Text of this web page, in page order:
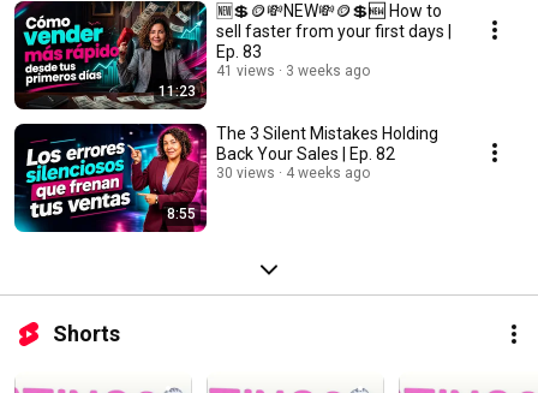
11:23
🆕💲🪙💸NEW💸🪙💲🆕 How to
sell faster from your first days |
Ep. 83
41 views 3 weeks ago
8:55
The 3 Silent Mistakes Holding
Back Your Sales | Ep. 82
30 views 4 weeks ago
Shorts